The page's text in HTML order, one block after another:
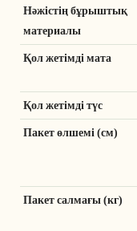
Нәжістің бұрыштық
материалы
Қол жетімді мата
Қол жетімді түс
Пакет өлшемі (см)
Пакет салмағы (кг)